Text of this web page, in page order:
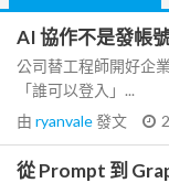
AI 協作不是發帳
公司替工程師開好企
「誰可以登入」...
由 ryanvale發文
從 Prompt 到